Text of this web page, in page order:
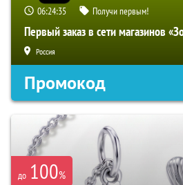
06:24:34 Получи первым!
Первый заказ в сети магазинов
Россия
Промокод
до 100%